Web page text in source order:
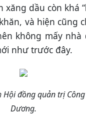
dầu còn khá
và hiện cũng
không mấy
như trước đây.
đồng quản trị
Dương.